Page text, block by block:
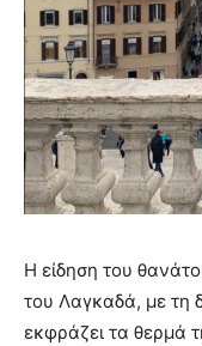
Η είδηση του
του Λαγκαδά, με τη
εκφράζει τα θερμά